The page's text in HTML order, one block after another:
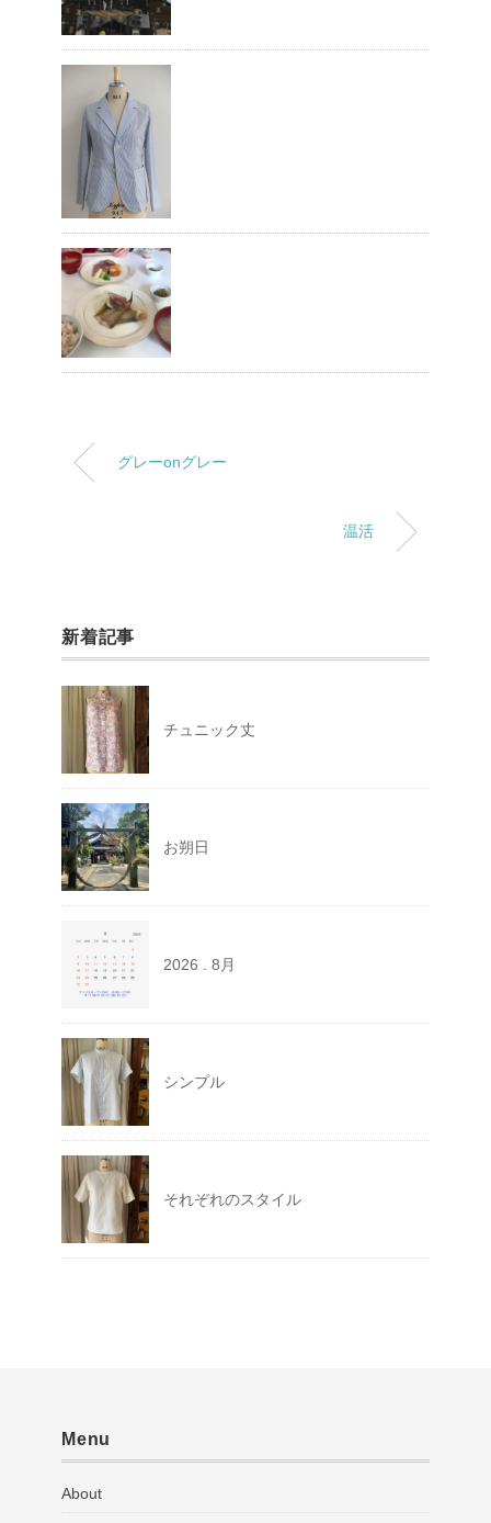
グレーonグレー
温活
新着記事
チュニック丈
お朔日
2026 . 8月
シンプル
それぞれのスタイル
Menu
About